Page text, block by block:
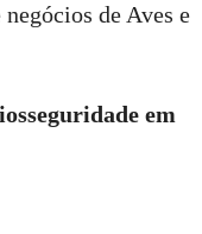
de Aves e
em